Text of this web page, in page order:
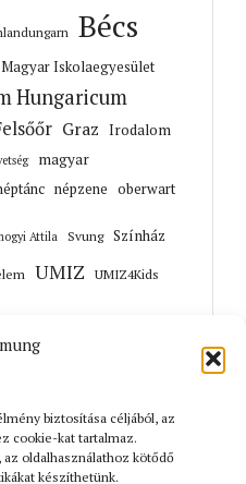
biztosítása céljából, az
cookie-kat tartalmaz.
oldalhasználathoz kötődő
készíthetünk.
Bécs
Iskolaegyesület
Hungaricum
Graz Irodalom
magyar
népzene oberwart
Attila Svung Színház
UMIZ
UMIZ4Kids